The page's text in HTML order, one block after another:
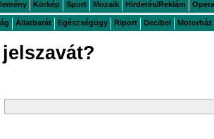
Körkép Sport Mozaik Hirdetés/Reklám Opera
Állatbarát Egészségügy Riport Decibel Motorház